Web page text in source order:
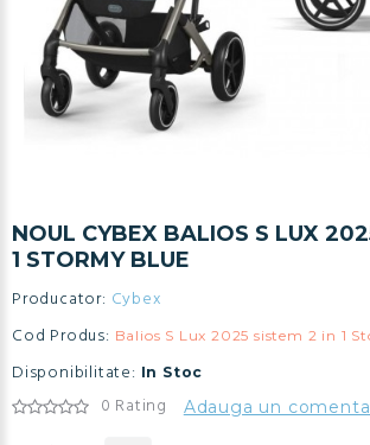
NOUL CYBEX BALIOS S LUX
1 STORMY BLUE
Producator: Cybex
Cod Produs: Balios S Lux 2025 sistem 2 in 1
Disponibilitate: In Stoc
0 Rating Adauga un